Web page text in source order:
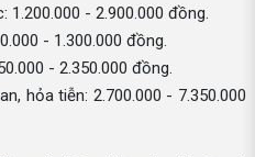
- 2.900.000 đồng.
- 1.300.000 đồng.
- 2.350.000 đồng.
hỏa tiễn: 2.700.000 - 7.350.000